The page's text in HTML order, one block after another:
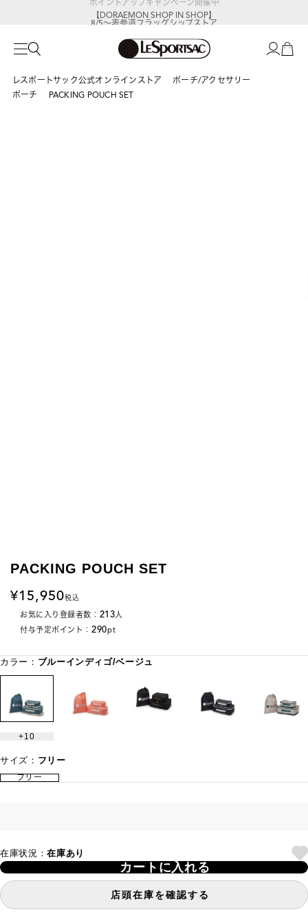
【DORAEMON SHOP IN SHOP】
8/5～表参道フラッグシップストア
レスポートサック公式オンラインストア
ポーチ/アクセサリー
ポーチ
PACKING POUCH SET
PACKING POUCH SET
15,950税込
お気に入り登録者数： 213人
付与予定ポイント： 290pt
カラー： ブルーインディゴ/ベージュ
10
サイズ： フリー
フリー
在庫状況：在庫あり
カートに入れる
店頭在庫を確認する